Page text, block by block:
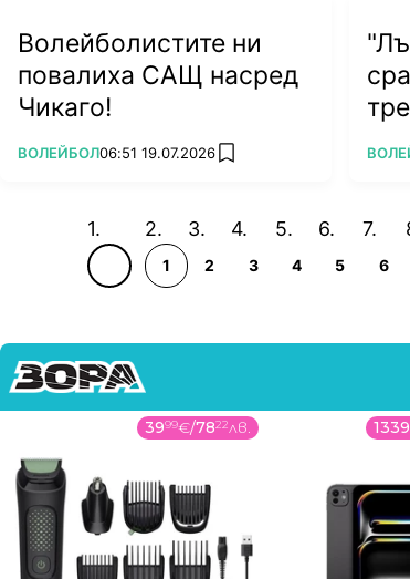
гледайте утре в новините на
bTV и на
Волейболистите ни
повалиха САЩ насред
Чикаго!
ПОВЕЧЕ ОТ
ВОЛЕЙБОЛ06:51 19.07.2026 add favorites
1 2 3 4 5 6
3999€/7822лв. 1339